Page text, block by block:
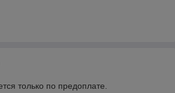
только по предоплате.